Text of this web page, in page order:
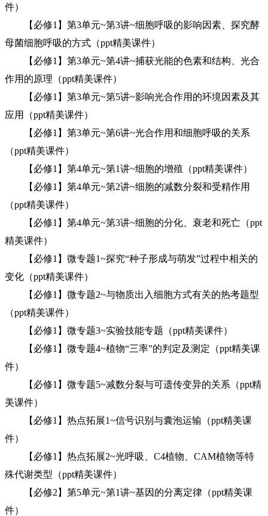
件）
【必修1】第3单元~第3讲~细胞呼吸的影响因素、探究酵
母菌细胞呼吸的方式（ppt精美课件）
【必修1】第3单元~第4讲~捕获光能的色素和结构、光合
作用的原理（ppt精美课件）
【必修1】第3单元~第5讲~影响光合作用的环境因素及其
应用（ppt精美课件）
【必修1】第3单元~第6讲~光合作用和细胞呼吸的关系
（ppt精美课件）
【必修1】第4单元~第1讲~细胞的增殖（ppt精美课件）
【必修1】第4单元~第2讲~细胞的减数分裂和受精作用
（ppt精美课件）
【必修1】第4单元~第3讲~细胞的分化、衰老和死亡（ppt
精美课件）
【必修1】微专题1~探究“种子形成与萌发”过程中相关的
变化（ppt精美课件）
【必修1】微专题2~与物质出入细胞方式有关的热考题型
（ppt精美课件）
【必修1】微专题3~实验技能专题（ppt精美课件）
【必修1】微专题4~植物“三率”的判定及测定（ppt精美课
件）
【必修1】微专题5~减数分裂与可遗传变异的关系（ppt精
美课件）
【必修1】热点拓展1~信号识别与囊泡运输（ppt精美课
件）
【必修1】热点拓展2~光呼吸、C4植物、CAM植物等特
殊代谢类型（ppt精美课件）
【必修2】第5单元~第1讲~基因的分离定律（ppt精美课
件）